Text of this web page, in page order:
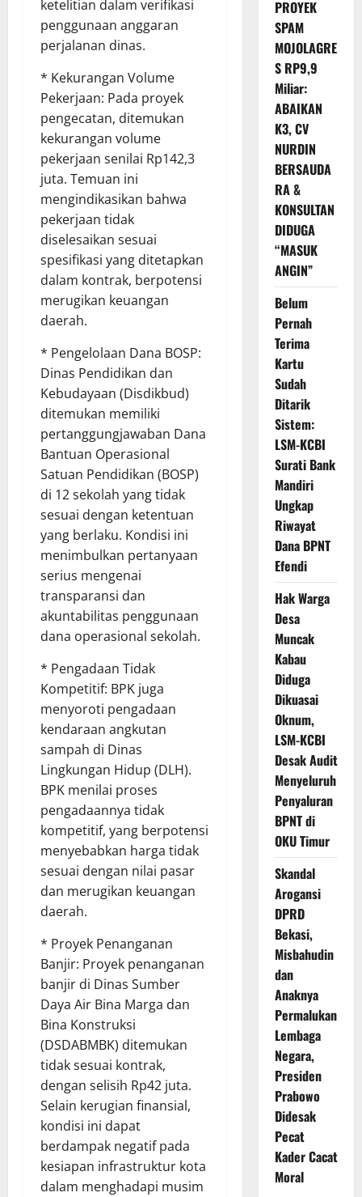
ketelitian dalam verifikasi
penggunaan anggaran
perjalanan dinas.
* Kekurangan Volume
Pekerjaan: Pada proyek
pengecatan, ditemukan
kekurangan volume
pekerjaan senilai Rp142,3
juta. Temuan ini
mengindikasikan bahwa
pekerjaan tidak
diselesaikan sesuai
spesifikasi yang ditetapkan
dalam kontrak, berpotensi
merugikan keuangan
daerah.
* Pengelolaan Dana BOSP:
Dinas Pendidikan dan
Kebudayaan (Disdikbud)
ditemukan memiliki
pertanggungjawaban Dana
Bantuan Operasional
Satuan Pendidikan (BOSP)
di 12 sekolah yang tidak
sesuai dengan ketentuan
yang berlaku. Kondisi ini
menimbulkan pertanyaan
serius mengenai
transparansi dan
akuntabilitas penggunaan
dana operasional sekolah.
* Pengadaan Tidak
Kompetitif: BPK juga
menyoroti pengadaan
kendaraan angkutan
sampah di Dinas
Lingkungan Hidup (DLH).
BPK menilai proses
pengadaannya tidak
kompetitif, yang berpotensi
menyebabkan harga tidak
sesuai dengan nilai pasar
dan merugikan keuangan
daerah.
* Proyek Penanganan
Banjir: Proyek penanganan
banjir di Dinas Sumber
Daya Air Bina Marga dan
Bina Konstruksi
(DSDABMBK) ditemukan
tidak sesuai kontrak,
dengan selisih Rp42 juta.
Selain kerugian finansial,
kondisi ini dapat
berdampak negatif pada
kesiapan infrastruktur kota
dalam menghadapi musim
PROYEK
SPAM
MOJOLAGRE
S RP9,9
Miliar:
ABAIKAN
K3, CV
NURDIN
BERSAUDA
RA &
KONSULTAN
DIDUGA
“MASUK
ANGIN”
Belum
Pernah
Terima
Kartu
Sudah
Ditarik
Sistem:
LSM-KCBI
Surati Bank
Mandiri
Ungkap
Riwayat
Dana BPNT
Efendi
Hak Warga
Desa
Muncak
Kabau
Diduga
Dikuasai
Oknum,
LSM-KCBI
Desak Audit
Menyeluruh
Penyaluran
BPNT di
OKU Timur
Skandal
Arogansi
DPRD
Bekasi,
Misbahudin
dan
Anaknya
Permalukan
Lembaga
Negara,
Presiden
Prabowo
Didesak
Pecat
Kader Cacat
Moral